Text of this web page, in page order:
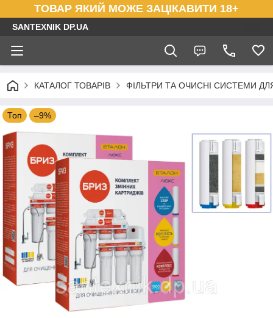
ТОВАР ЯКИЙ МОЖЕ ЗАЦІКАВИТИ 18+
SANTEXNIK DP.UA
КАТАЛОГ ТОВАРІВ ФІЛЬТРИ ТА ОЧИСНІ СИСТЕМИ
Топ –9%